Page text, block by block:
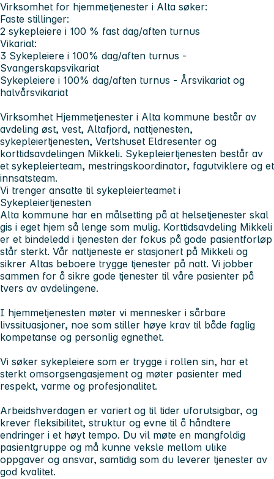
Virksomhet for hjemmetjenester i Alta søker:
Faste stillinger:
2 sykepleiere i 100 % fast dag/aften turnus
Vikariat:
3 Sykepleiere i 100% dag/aften turnus -
Svangerskapsvikariat
Sykepleiere i 100% dag/aften turnus - Årsvikariat og
halvårsvikariat
Virksomhet Hjemmetjenester i Alta kommune består av
avdeling øst, vest, Altafjord, nattjenesten,
sykepleiertjenesten, Vertshuset Eldresenter og
korttidsavdelingen Mikkeli. Sykepleiertjenesten består av
et sykepleierteam, mestringskoordinator, fagutviklere og et
innsatsteam.
Vi trenger ansatte til sykepleierteamet i
Sykepleiertjenesten
Alta kommune har en målsetting på at helsetjenester skal
gis i eget hjem så lenge som mulig. Korttidsavdeling Mikkeli
er et bindeledd i tjenesten der fokus på gode pasientforløp
står sterkt. Vår nattjeneste er stasjonert på Mikkeli og
sikrer Altas beboere trygge tjenester på natt. Vi jobber
sammen for å sikre gode tjenester til våre pasienter på
tvers av avdelingene.
I hjemmetjenesten møter vi mennesker i sårbare
livssituasjoner, noe som stiller høye krav til både faglig
kompetanse og personlig egnethet.
Vi søker sykepleiere som er trygge i rollen sin, har et
sterkt omsorgsengasjement og møter pasienter med
respekt, varme og profesjonalitet.
Arbeidshverdagen er variert og til tider uforutsigbar, og
krever fleksibilitet, struktur og evne til å håndtere
endringer i et høyt tempo. Du vil møte en mangfoldig
pasientgruppe og må kunne veksle mellom ulike
oppgaver og ansvar, samtidig som du leverer tjenester av
god kvalitet.